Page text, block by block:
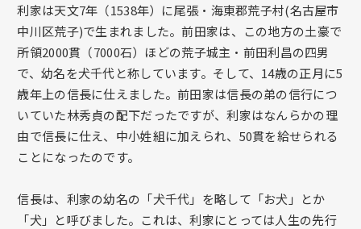
利家は天文7年（1538年）に尾張・海東郡荒子村(名古屋市
中川区荒子)で生まれました。前田家は、この地方の土豪で
所領2000貫（7000石）ほどの荒子城主・前田利昌の四男
で、幼名を犬千代と称しています。そして、14歳の正月に5
歳年上の信長に仕えました。前田家は信長の弟の信行につ
いていた林秀貞の配下だったですが、利家はなんらかの理
由で信長に仕え、中小姓組に加えられ、50貫を給せられる
ことになったのです。
信長は、利家の幼名の「犬千代」を略して「お犬」とか
「犬」と呼びました。これは、利家にとっては人生の先行